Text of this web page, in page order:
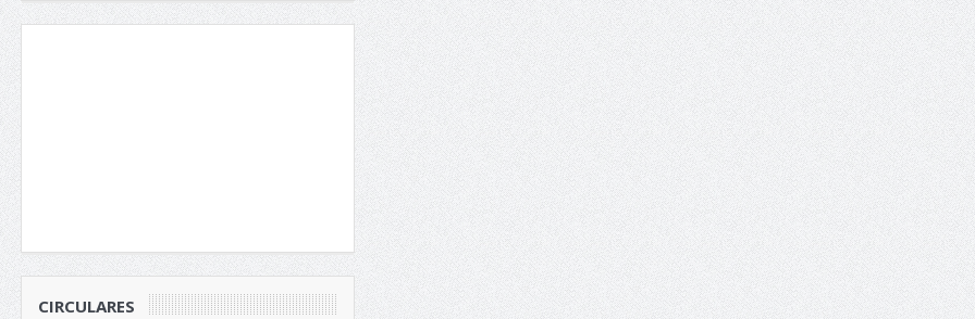
CIRCULARES
EDEA hasta el año 2092
EDEA
Ley ni con el
concesión.